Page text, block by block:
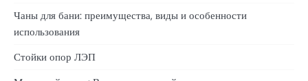
Чаны для бани: преимущества, виды и особенности
использования
Стойки опор ЛЭП